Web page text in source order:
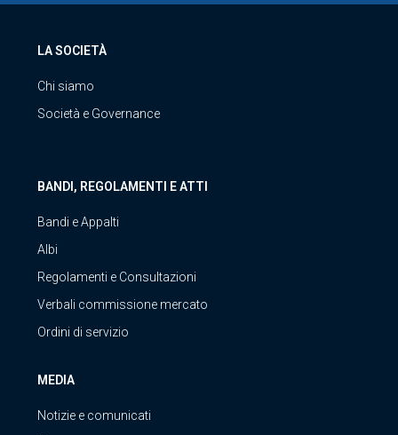
LA SOCIETÀ
Chi siamo
Società e Governance
BANDI, REGOLAMENTI E ATTI
Bandi e Appalti
Albi
Regolamenti e Consultazioni
Verbali commissione mercato
Ordini di servizio
MEDIA
Notizie e comunicati